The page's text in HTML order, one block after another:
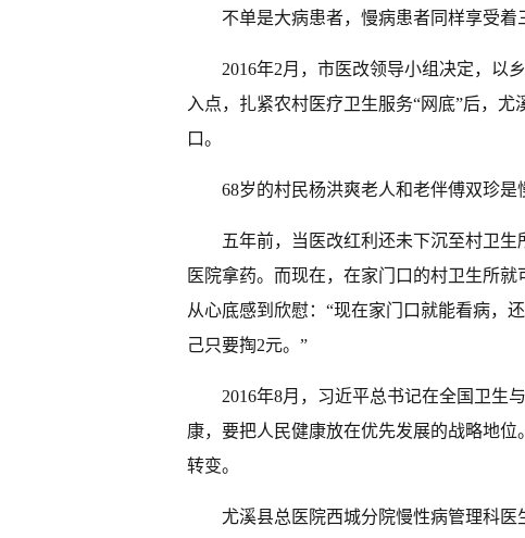
不单是大病患者，慢病患者同样享受着
2016年2月，市医改领导小组决定，以
入点，扎紧农村医疗卫生服务“网底”后，
口。
68岁的村民杨洪爽老人和老伴傅双珍是
五年前，当医改红利还未下沉至村卫
医院拿药。而现在，在家门口的村卫生所
从心底感到欣慰：“现在家门口就能看病，
己只要掏2元。”
2016年8月，习近平总书记在全国卫生
康，要把人民健康放在优先发展的战略地位
转变。
尤溪县总医院西城分院慢性病管理科